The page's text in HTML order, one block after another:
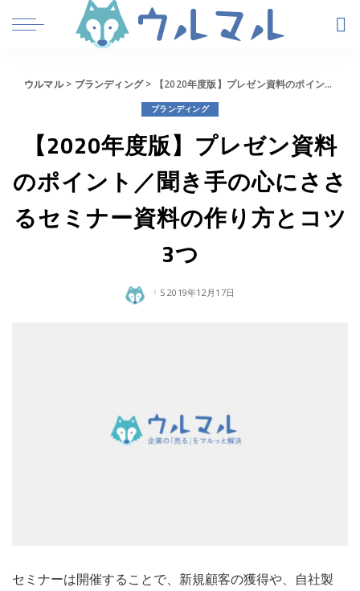
ウルマル> ブランディング> 【2020年度版】プレゼン資料のポイント／聞き手の心にささるセミナー資料の作り方とコツ3つ
ブランディング
【2020年度版】プレゼン資料
のポイント／聞き手の心にささ
るセミナー資料の作り方とコツ
3つ
2019年12月17日
セミナーは開催することで、新規顧客の獲得や、自社製